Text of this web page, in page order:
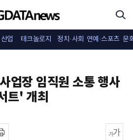
산업 테크놀로지 정치·사회 연예·스포츠 문
업장 임직원 소통 행사
트' 개최